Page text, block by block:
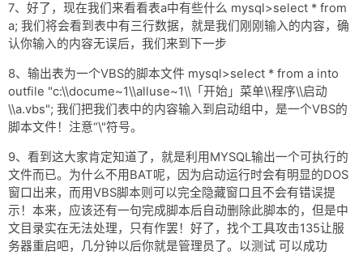
7、好了，现在我们来看看表a中有些什么 mysql>select * from
a; 我们将会看到表中有三行数据，就是我们刚刚输入的内容，确
认你输入的内容无误后，我们来到下一步
8、输出表为一个VBS的脚本文件 mysql>select * from a into
outfile "c:\\docume~1\\alluse~1\\「开始」菜单\\程序\\启动
\\a.vbs"; 我们把我们表中的内容输入到启动组中，是一个VBS的
脚本文件！注意“\"符号。
9、看到这大家肯定知道了，就是利用MYSQL输出一个可执行的
文件而已。为什么不用BAT呢，因为启动运行时会有明显的DOS
窗口出来，而用VBS脚本则可以完全隐藏窗口且不会有错误提
示！本来，应该还有一句完成脚本后自动删除此脚本的，但是中
文目录实在无法处理，只有作罢！好了，找个工具攻击135让服
务器重启吧，几分钟以后你就是管理员了。以测试 可以成功